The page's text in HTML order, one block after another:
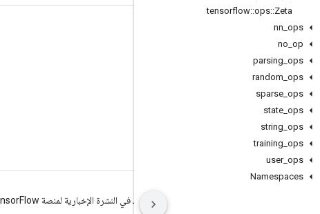
tensorflow::ops::Zeta
nn ops
no op
parsing ops
random ops
sparse ops
state ops
string ops
training ops
user_ ops
Namespaces
التواصل الاجتماعي
المنتدى
GitHub
YouTube
الاشتراك في النشرة الإخبارية لمنصة TensorFlow